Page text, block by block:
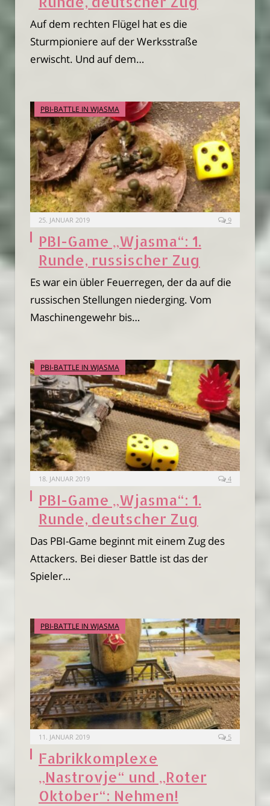
Auf dem rechten Flügel hat es die
Sturmpioniere auf der Werksstraße
erwischt. Und auf dem…
PBI-BATTLE IN WJASMA
25. JANUAR 2019 9
PBI-Game „Wjasma“: 1.
Runde, russischer Zug
Es war ein übler Feuerregen, der da auf die
russischen Stellungen niederging. Vom
Maschinengewehr bis…
PBI-BATTLE IN WJASMA
18. JANUAR 2019 4
PBI-Game „Wjasma“: 1.
Runde, deutscher Zug
Das PBI-Game beginnt mit einem Zug des
Attackers. Bei dieser Battle ist das der
Spieler…
PBI-BATTLE IN WJASMA
11. JANUAR 2019 5
Fabrikkomplexe
„Nastrovje“ und „Roter
Oktober“: Nehmen!